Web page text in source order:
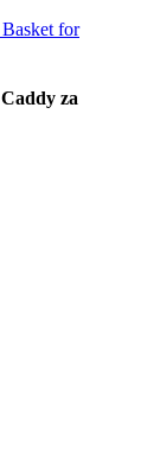
za